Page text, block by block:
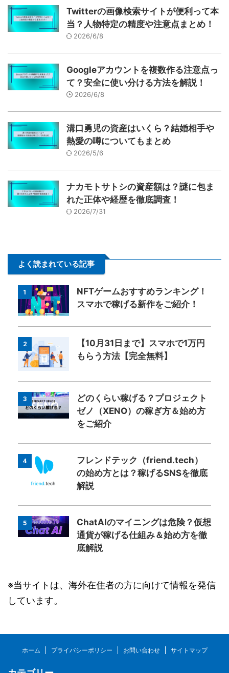
Twitterの画像検索サイトが便利って本
当？人物特定の精度や注意点まとめ！
2026/6/8
Googleアカウントを複数作る注意点っ
て？安全に使い分ける方法を解説！
2026/6/8
溝口勇児の資産はいくら？結婚相手や
熱愛の噂についてもまとめ
2026/5/6
ナカモトサトシの資産額は？謎に包ま
れた正体や経歴を徹底調査！
2026/7/31
よく読まれている記事
1
NFTゲームおすすめランキング！
スマホで稼げる新作をご紹介！
2
【10月31日まで】スマホで1万円
もらう方法【完全無料】
3
どのくらい稼げる？プロジェクト
ゼノ（XENO）の稼ぎ方＆始め方
をご紹介
4
フレンドテック（friend.tech）
の始め方とは？稼げるSNSを徹底
解説
5
ChatAIのマイニングは危険？仮想
通貨が稼げる仕組み＆始め方を徹
底解説
※当サイトは、海外在住者の方に向けて情報を発信
しています。
ホーム プライバシーポリシー お問い合わせ サイトマップ